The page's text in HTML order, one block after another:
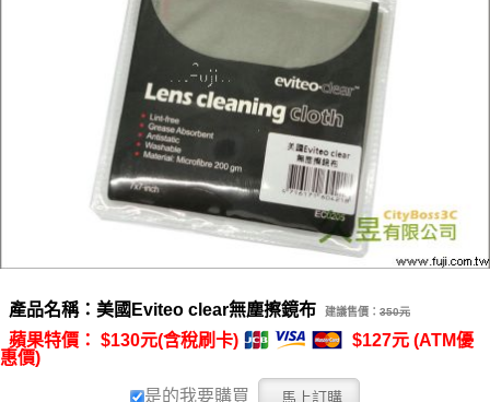
產品名稱：美國Eviteo clear無塵擦鏡布 建議售價： 350元
蘋果特價： $130元(含稅刷卡)
$127元 (ATM優
惠價)
是的我要購買